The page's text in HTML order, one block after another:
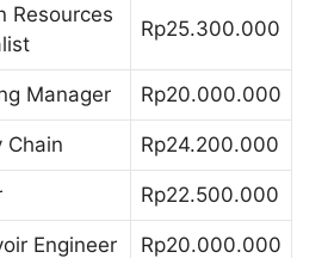
Resources
Rp25.300.000
Manager Rp20.000.000
Chain Rp24.200.000
Rp22.500.000
Engineer Rp20.000.000